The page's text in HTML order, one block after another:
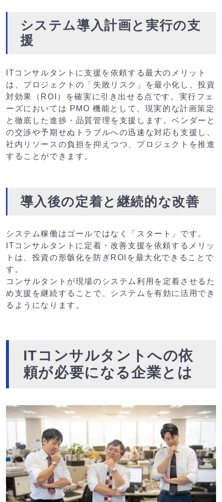
システム導入計画と実行の支
援
ITコンサルタントに支援を依頼する最大のメリット
は、プロジェクトの「失敗リスク」を最小化し、投資
対効果（ROI）を確実に引き出せる点です。実行フェ
ーズにおいては PMO 機能として、現実的な計画策定
と徹底した進捗・品質管理を支援します。ベンダーと
の交渉や予期せぬトラブルへの迅速な対応も支援し、
社内リソースの負担を抑えつつ、プロジェクトを推進
することができます。
導入後の定着と継続的な改善
システム稼働はゴールではなく「スタート」です。
ITコンサルタントに定着・改善支援を依頼するメリッ
トは、投資の形骸化を防ぎROIを最大化できることで
す。
コンサルタントが現場のシステム利用を定着させるた
め支援を継続することで、システムを有効に活用でき
るようになります。
ITコンサルタントへの依
頼が必要になる企業とは